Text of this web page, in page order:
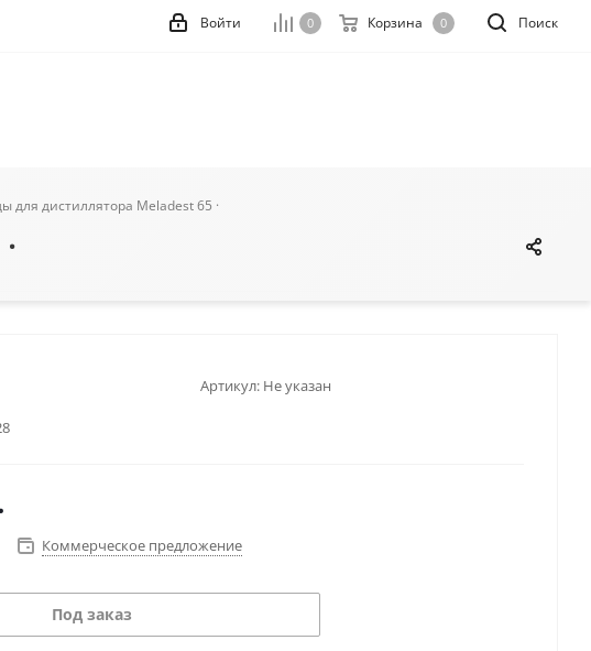
Поиск
0 Корзина 0
Войти
для дистиллятора Meladest 65 ·
Артикул: Не указан
Коммерческое предложение
Под заказ